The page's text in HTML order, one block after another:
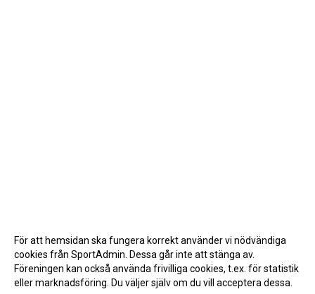
För att hemsidan ska fungera korrekt använder vi nödvändiga
cookies från SportAdmin. Dessa går inte att stänga av.
Föreningen kan också använda frivilliga cookies, t.ex. för statistik
eller marknadsföring. Du väljer själv om du vill acceptera dessa.